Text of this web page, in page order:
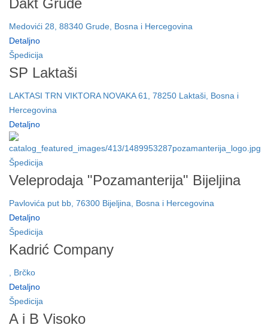
Dakt Grude
Medovići 28, 88340 Grude, Bosna i Hercegovina
Detaljno
Špedicija
SP Laktaši
LAKTASI TRN VIKTORA NOVAKA 61, 78250 Laktaši, Bosna i
Hercegovina
Detaljno
Špedicija
Veleprodaja "Pozamanterija" Bijeljina
Pavlovića put bb, 76300 Bijeljina, Bosna i Hercegovina
Detaljno
Špedicija
Kadrić Company
, Brčko
Detaljno
Špedicija
A i B Visoko